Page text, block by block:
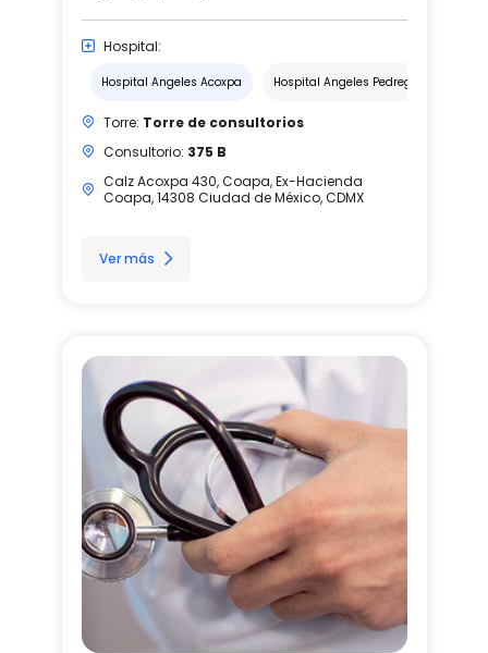
Hospital:
Hospital Angeles Acoxpa Hospital Angeles Pedregal
Torre: Torre de consultorios
Consultorio: 375 B
Calz Acoxpa 430, Coapa, Ex-Hacienda
Coapa, 14308 Ciudad de México, CDMX
Ver más